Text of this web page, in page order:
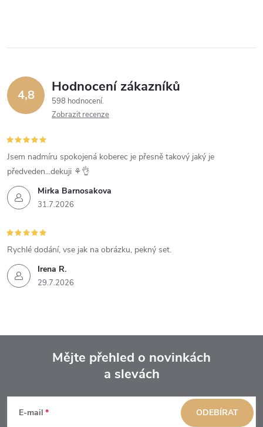
4,8 Hodnocení zákazníků
598 hodnocení
Zobrazit recenze
Mirka Barnosakova
31.7.2026
Jsem nadmíru spokojená koberec je přesně takový jaký je
předveden...dekuji ⚘️👌
Irena R.
29.7.2026
Rychlé dodání, vse jak na obrázku, pekný set.
Mějte přehled o novinkách
a slevách
E-mail ODEBÍRAT